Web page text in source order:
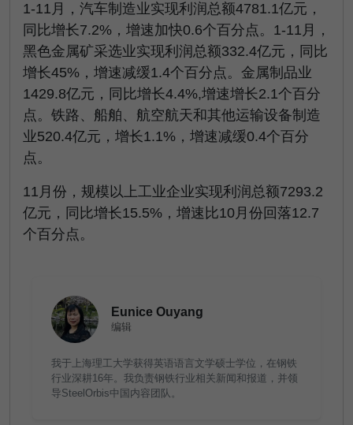
1-11月，汽车制造业实现利润总额4781.1亿元，
同比增长7.2%，增速加快0.6个百分点。1-11月，
黑色金属矿采选业实现利润总额332.4亿元，同比
增长45%，增速减缓1.4个百分点。金属制品业
1429.8亿元，同比增长4.4%,增速增长2.1个百分
点。铁路、船舶、航空航天和其他运输设备制造
业520.4亿元，增长1.1%，增速减缓0.4个百分
点。
11月份，规模以上工业企业实现利润总额7293.2
亿元，同比增长15.5%，增速比10月份回落12.7
个百分点。
Eunice Ouyang
编辑
我于上海理工大学获得英语语言文学硕士学位，在钢铁
行业深耕16年。我负责钢铁行业相关新闻和报道，并领
导SteelOrbis中国内容团队。